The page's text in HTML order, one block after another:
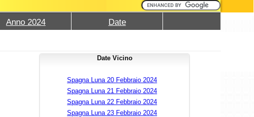
Anno 2024 Date
Date Vicino
Spagna Luna 20 Febbraio 2024
Spagna Luna 21 Febbraio 2024
Spagna Luna 22 Febbraio 2024
Spagna Luna 23 Febbraio 2024